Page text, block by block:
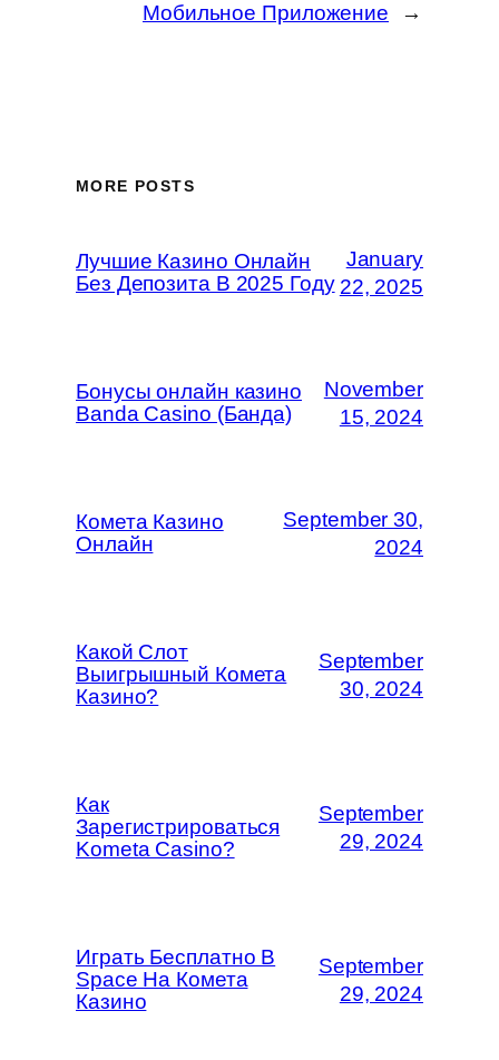
Мобильное Приложение
→
MORE POSTS
Лучшие Казино Онлайн
Без Депозита В 2025 Году
January
22, 2025
Бонусы онлайн казино
Banda Casino (Банда)
November
15, 2024
Комета Казино
Онлайн
September 30,
2024
Какой Слот
Выигрышный Комета
Казино?
September
30, 2024
Как
Зарегистрироваться
Kometa Casino?
September
29, 2024
Играть Бесплатно В
Space На Комета
Казино
September
29, 2024